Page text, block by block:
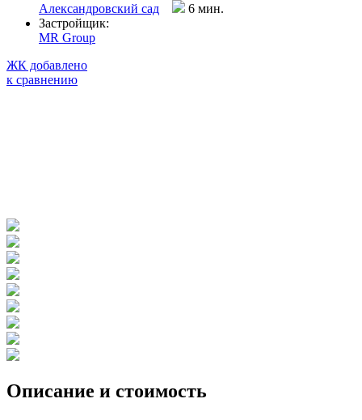
Александровский сад
6 мин.
Застройщик:
MR Group
ЖК добавлено
к сравнению
Описание и стоимость